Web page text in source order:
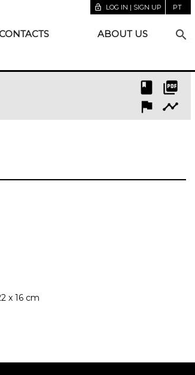
lock_open LOG IN | SIGN UP PT
CONTACTS ABOUT US search
picture_as_pdf
book
timeline
flag
x 16 cm